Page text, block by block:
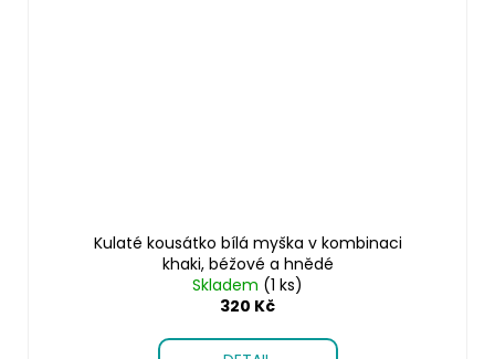
Kulaté kousátko bílá myška v kombinaci
khaki, béžové a hnědé
Skladem (1 ks)
320 Kč